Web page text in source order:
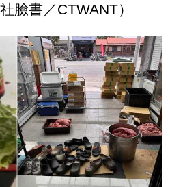
臉書／CTWANT）